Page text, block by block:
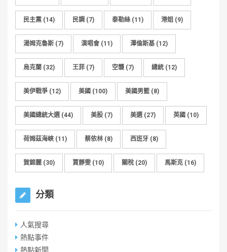
民主黨 (14) 民調 (7) 泰勒絲 (11) 港姐 (9)
湯姆克魯斯 (7) 演唱會 (11) 澤倫斯基 (12)
烏克蘭 (32) 王菲 (7) 空襲 (7) 總統 (12)
美伊戰爭 (12) 美國 (100) 美國男籃 (8)
美國總統大選(44) 美股 (7) 美選(27) 英國 (10)
荷姆茲海峽 (11) 蔡依林 (8) 西班牙 (8)
賀錦麗 (30) 賈靜雯 (10) 關稅 (20) 馬斯克 (16)
分類
人氣搜尋
熱點事件
熱點新聞